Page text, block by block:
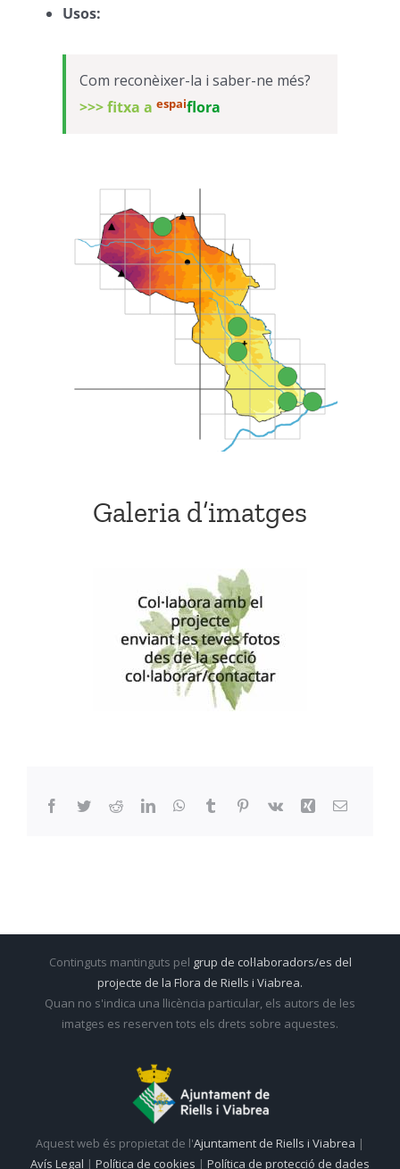
Usos:
Com reconèixer-la i saber-ne més?
>>> fitxa a espaiflora
Galeria d’imatges
Facebook
TwitterRedditLinkedInWhatsApp
Tumblr Pinterest
Vk Xing Email:
Continguts mantinguts pel grup de col·laboradors/es del
projecte de la Flora de Riells i Viabrea.
Quan no s'indica una llicència particular, els autors de les
imatges es reserven tots els drets sobre aquestes.
Aquest web és propietat de l'Ajuntament de Riells i Viabrea |
Avís Legal | Política de cookies | Política de protecció de dades